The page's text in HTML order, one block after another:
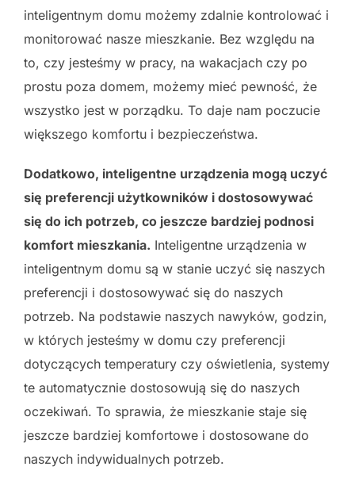
inteligentnym domu możemy zdalnie kontrolować i
monitorować nasze mieszkanie. Bez względu na
to, czy jesteśmy w pracy, na wakacjach czy po
prostu poza domem, możemy mieć pewność, że
wszystko jest w porządku. To daje nam poczucie
większego komfortu i bezpieczeństwa.
Dodatkowo, inteligentne urządzenia mogą uczyć
się preferencji użytkowników i dostosowywać
się do ich potrzeb, co jeszcze bardziej podnosi
komfort mieszkania. Inteligentne urządzenia w
inteligentnym domu są w stanie uczyć się naszych
preferencji i dostosowywać się do naszych
potrzeb. Na podstawie naszych nawyków, godzin,
w których jesteśmy w domu czy preferencji
dotyczących temperatury czy oświetlenia, systemy
te automatycznie dostosowują się do naszych
oczekiwań. To sprawia, że mieszkanie staje się
jeszcze bardziej komfortowe i dostosowane do
naszych indywidualnych potrzeb.